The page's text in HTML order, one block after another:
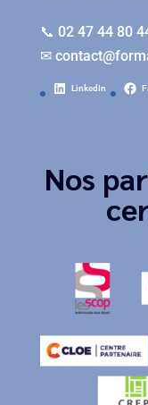
📞 02 47 44 80
✉
LinkedIn
Nos